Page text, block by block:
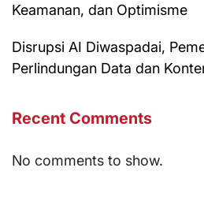
Keamanan, dan Optimisme
Disrupsi AI Diwaspadai,
Perlindungan Data dan
Recent Comments
No comments to show.